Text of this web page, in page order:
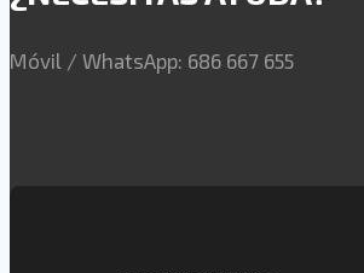
Móvil / WhatsApp: 686 667 655